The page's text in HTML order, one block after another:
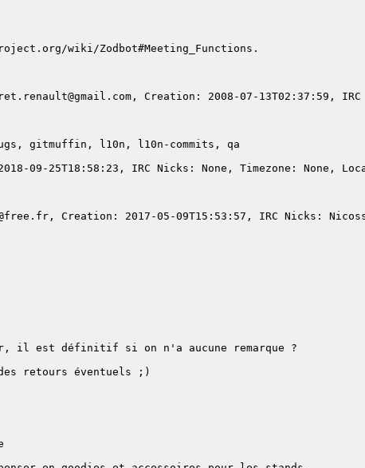
Creation: 2008-07-13T02:37:59, IRC
09-25T18:58:23, IRC Nicks: None, Timezone: None,
Creation: 2017-05-09T15:53:57, IRC Nicks: